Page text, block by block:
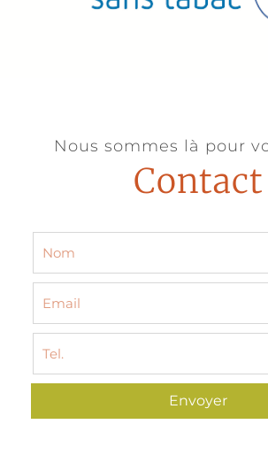
Nous sommes là pour
Contact
Envoyer